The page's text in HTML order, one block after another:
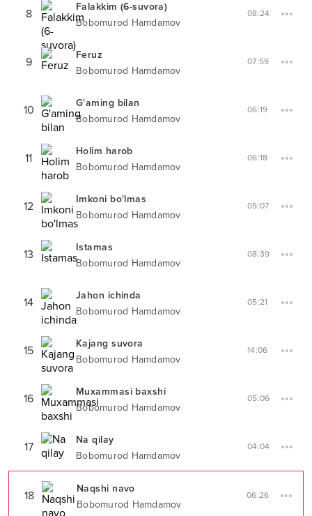
8
Falakkim (6-suvora)
Bobomurod Hamdamov
08:24
9
Feruz
Bobomurod Hamdamov
07:59
10
G'aming bilan
Bobomurod Hamdamov
06:19
11
Holim harob
Bobomurod Hamdamov
06:18
12
Imkoni bo'lmas
Bobomurod Hamdamov
05:07
13
Istamas
Bobomurod Hamdamov
08:39
14
Jahon ichinda
Bobomurod Hamdamov
05:21
15
Kajang suvora
Bobomurod Hamdamov
14:06
16
Muxammasi baxshi
Bobomurod Hamdamov
05:06
17
Na qilay
Bobomurod Hamdamov
04:04
18
Naqshi navo
Bobomurod Hamdamov
06:26